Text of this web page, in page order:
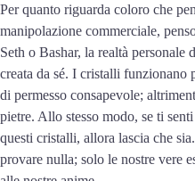
Per quanto riguarda coloro che
manipolazione commerciale,
Seth o Bashar, la realtà personale
creata da sé. I cristalli
di permesso consapevole;
pietre. Allo stesso modo, se ti
questi cristalli, allora lascia che
provare nulla; solo le nostre vere